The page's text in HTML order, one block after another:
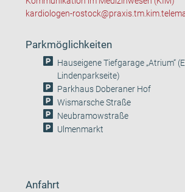
kardiologen-
Parkmöglichkeiten
Hauseigene Tiefgarage „Atrium“
Lindenparkseite)
Parkhaus Doberaner Hof
Wismarsche Straße
Neubramowstraße
Ulmenmarkt
Anfahrt